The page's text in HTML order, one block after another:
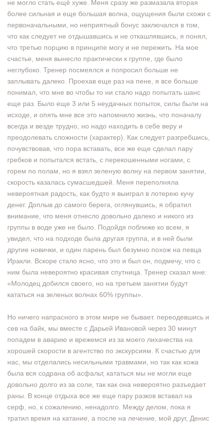
не могло стать ещё хуже. Меня сразу же размазала вторая
более сильная и еще большая волна, ощущения были схожи с
первоначальными, но неприятный бонус заключался в том,
что как следует не отдышавшись и не откашлявшись, я понял,
что третью порцию в принципе могу и не пережить. На мое
счастье, меня вынесло практически к группе, где было
неглубоко. Тренер посмеялся и попросил больше не
заплывать далеко. Проехав еще раз на пене, я все больше
понимал, что мне во чтобы то ни стало надо попытать шанс
еще раз. Было еще 3 или 5 неудачных попыток, силы были на
исходе, и опять мне все это напомнило жизнь, что поначалу
всегда и везде трудно, но надо находить в себе веру и
преодолевать сложности (характер). Как следует разгребшись,
почувствовав, что пора вставать, все же еще сделал пару
гребков и попытался встать, с перекошенными ногами, с
горем по полам, но я взял зеленую волну на первом занятии,
скорость казалась сумасшедшей. Меня переполняла
невероятная радость, как будто я выиграл в лотерею кучу
денег. Доплыв до самого берега, оглянувшись, я обратил
внимание, что меня отнесло довольно далеко и никого из
группы в воде уже не было. Подойдя поближе ко всем, я
увидел, что на подходе была другая группа, и в ней были
другие новички, и один парень был безумно похож на певца
Иракли. Вскоре стало ясно, что это и был он, подмечу, что с
ним была невероятно красивая спутница. Тренер сказал мне:
«Молодец добился своего, но на третьем занятии будут
кататься на зеленых волнах 60% группы».
Но ничего напрасного в этом мире не бывает. переодевшись и
сев на байк, мы вместе с Дарьей Ивановой через 30 минут
попадем в аварию и врежемся из за моего лихачества на
хорошей скорости в агентство по экскурсиям. К счастью для
нас, мы отделались несильными травмами, но так как кожа
была вся содрана об асфальт, кататься мы не могли еще
довольно долго из за соли, так как она невероятно разъедает
раны. В конце отдыха все же еще пару разков вставал на
серф, но, к сожалению, ненадолго. Между делом, пока я
тратил время на катание, а после на лечение, мой друг, Денис